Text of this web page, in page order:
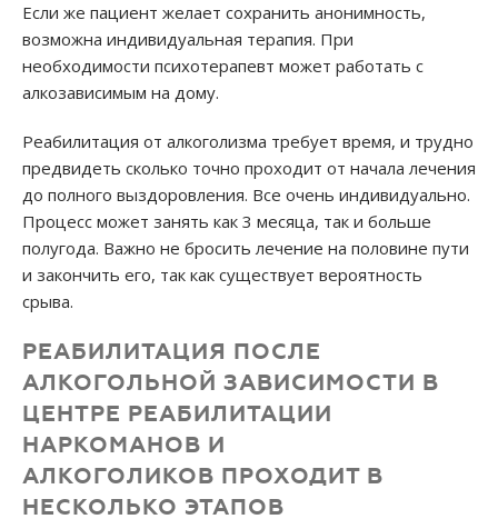
Если же пациент желает сохранить анонимность,
возможна индивидуальная терапия. При
необходимости психотерапевт может работать с
алкозависимым на дому.
Реабилитация от алкоголизма требует время, и трудно
предвидеть сколько точно проходит от начала лечения
до полного выздоровления. Все очень индивидуально.
Процесс может занять как 3 месяца, так и больше
полугода. Важно не бросить лечение на половине пути
и закончить его, так как существует вероятность
срыва.
РЕАБИЛИТАЦИЯ ПОСЛЕ
АЛКОГОЛЬНОЙ ЗАВИСИМОСТИ В
ЦЕНТРЕ РЕАБИЛИТАЦИИ
НАРКОМАНОВ И
АЛКОГОЛИКОВ ПРОХОДИТ В
НЕСКОЛЬКО ЭТАПОВ